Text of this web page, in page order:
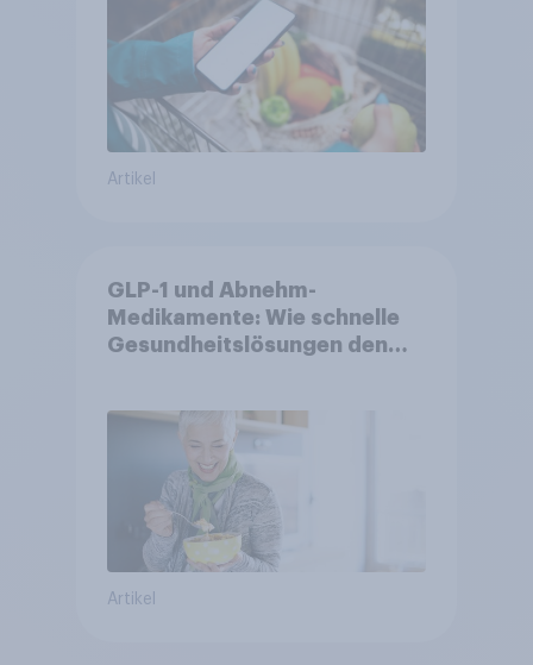
Artikel
GLP-1 und Abnehm-
Medikamente: Wie schnelle
Gesundheitslösungen den
Artikel